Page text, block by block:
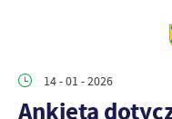
14 - 01 - 2026
Ankieta